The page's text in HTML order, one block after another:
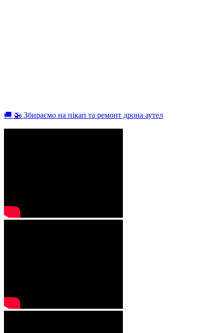
🚚 🚁 Збираємо на пікап та ремонт дрона аутел